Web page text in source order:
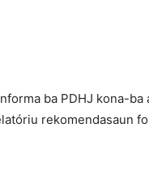
ba PDHJ kona-ba
rekomendasaun